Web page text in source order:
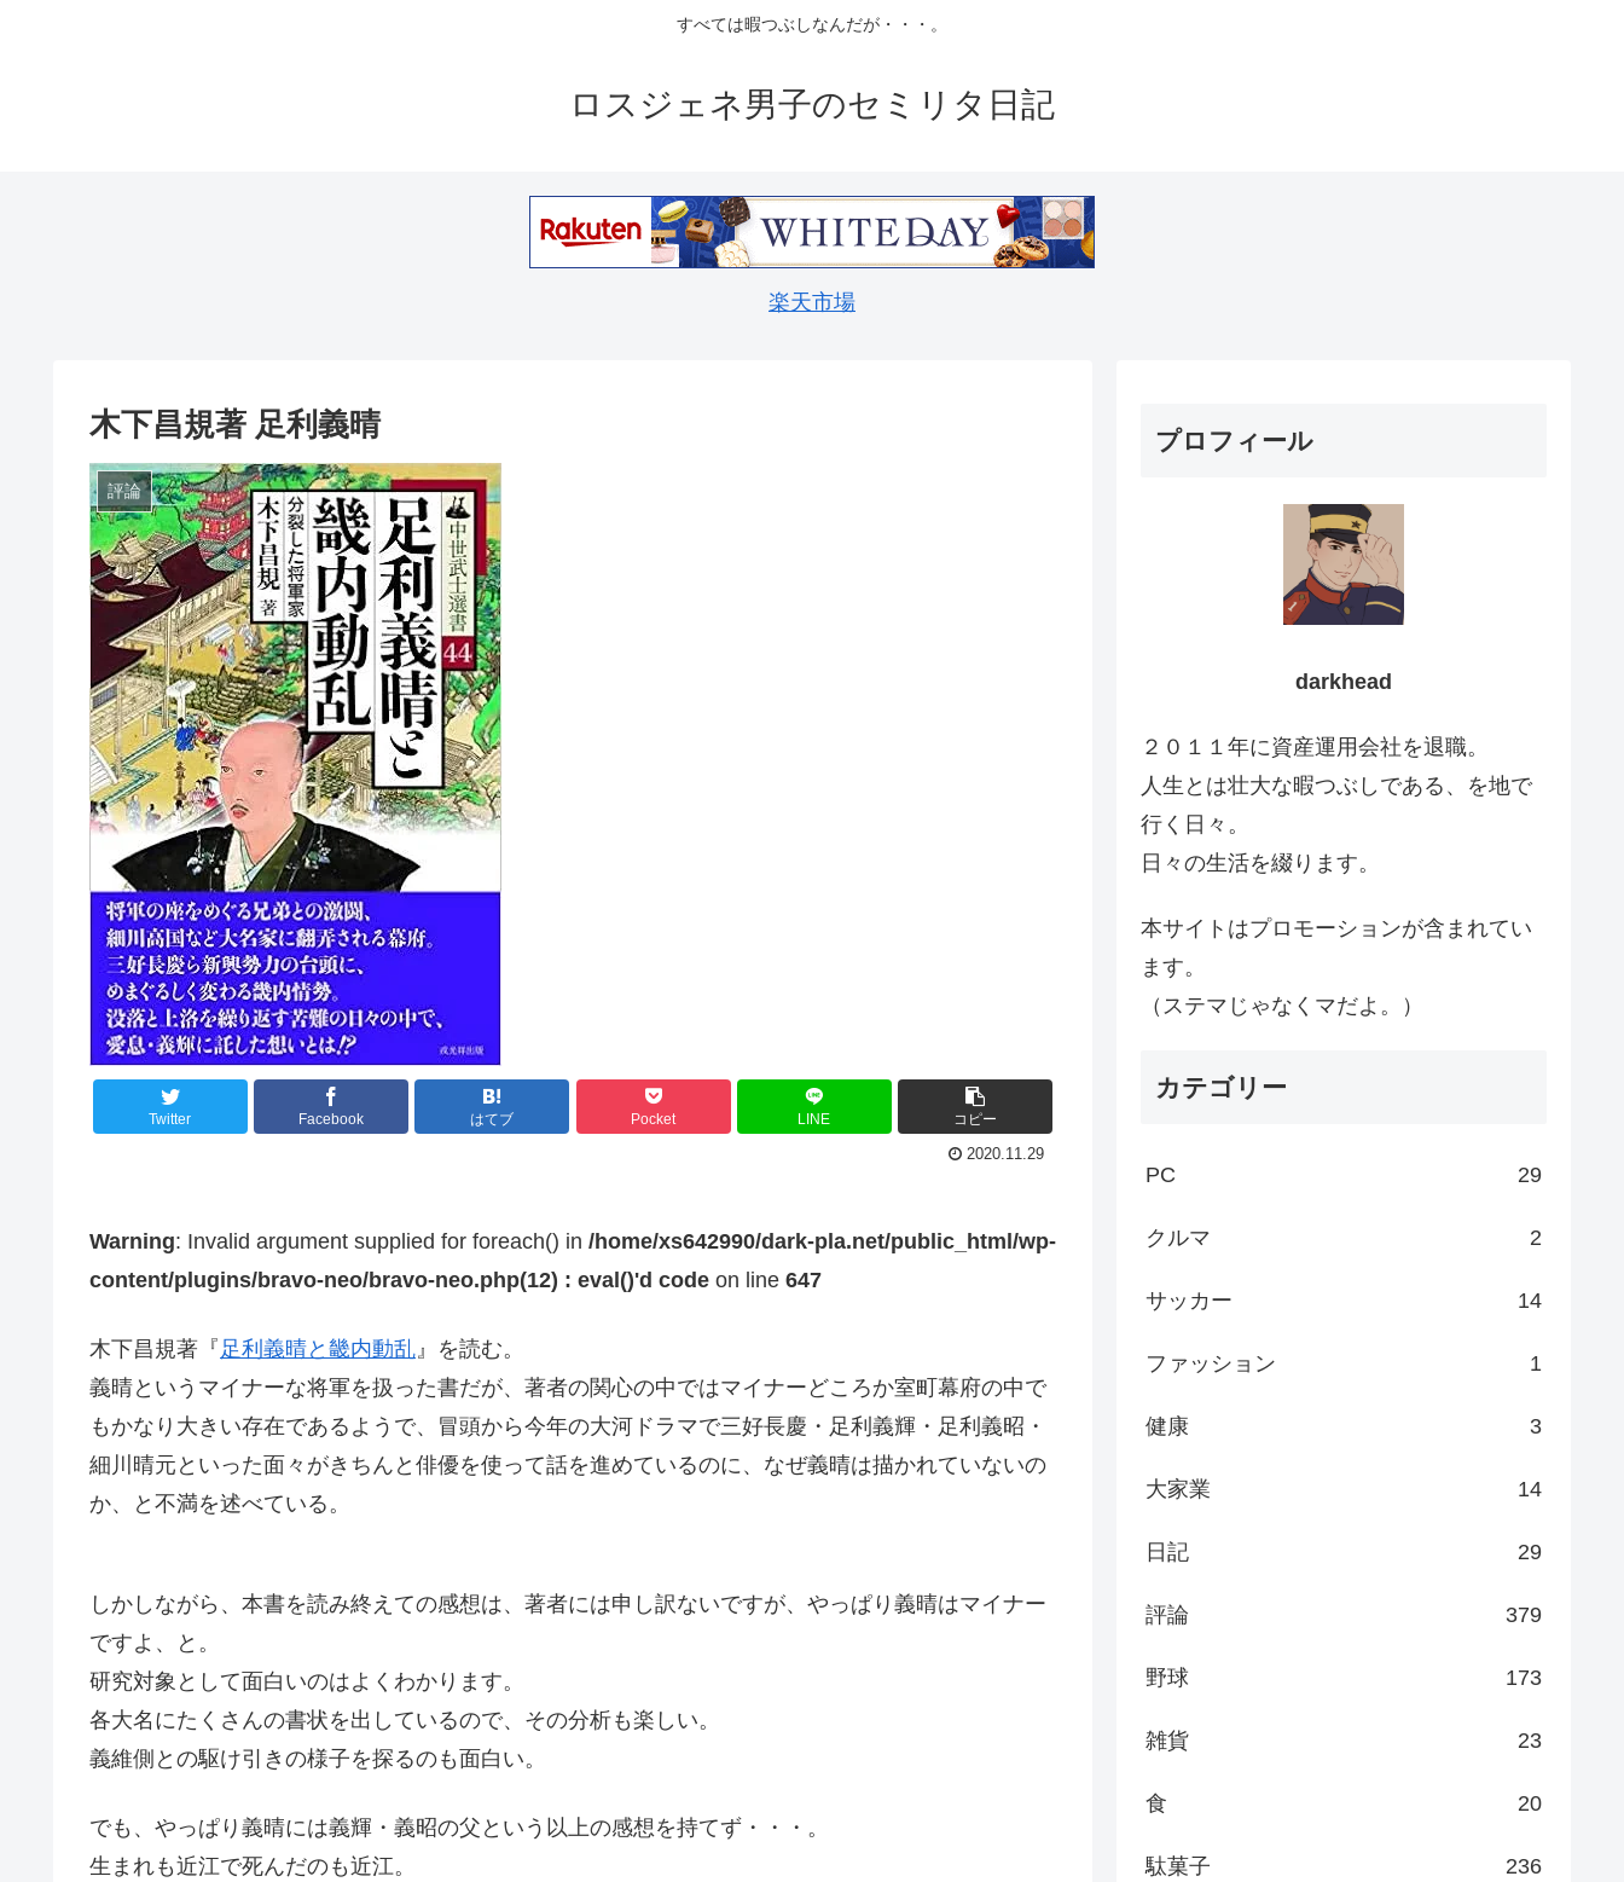
すべては暇つぶしなんだが・・・。
ロスジェネ男子のセミリタ日記
楽天市場
木下昌規著 足利義晴
評論
Twitter Facebook はてブ Pocket LINE コピー
2020.11.29
Warning: Invalid argument supplied for foreach() in /home/xs642990/dark-pla.net/public_html/wp-
content/plugins/bravo-neo/bravo-neo.php(12) : eval()'d code on line 647
木下昌規著『 足利義晴と畿内動乱』を読む。
義晴というマイナーな将軍を扱った書だが、著者の関心の中ではマイナーどころか室町幕府の中で
もかなり大きい存在であるようで、冒頭から今年の大河ドラマで三好長慶・足利義輝・足利義昭・
細川晴元といった面々がきちんと俳優を使って話を進めているのに、なぜ義晴は描かれていないの
か、と不満を述べている。
しかしながら、本書を読み終えての感想は、著者には申し訳ないですが、やっぱり義晴はマイナー
ですよ、と。
研究対象として面白いのはよくわかります。
各大名にたくさんの書状を出しているので、その分析も楽しい。
義維側との駆け引きの様子を探るのも面白い。
でも、やっぱり義晴には義輝・義昭の父という以上の感想を持てず・・・。
生まれも近江で死んだのも近江。
プロフィール
darkhead
２０１１年に資産運用会社を退職。
人生とは壮大な暇つぶしである、を地で
行く日々。
日々の生活を綴ります。
本サイトはプロモーションが含まれてい
ます。
（ステマじゃなくマだよ。）
カテゴリー
PC 29
クルマ 2
サッカー 14
ファッション 1
健康 3
大家業 14
日記 29
評論 379
野球 173
雑貨 23
食 20
駄菓子 236